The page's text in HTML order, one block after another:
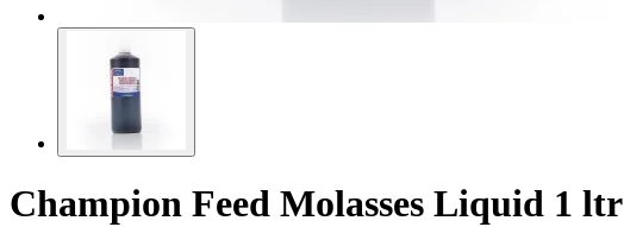
Champion Feed Molasses Liquid 1 ltr